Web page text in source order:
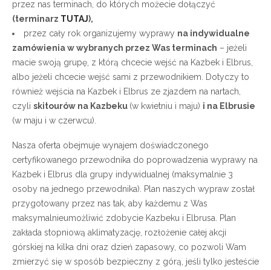
przez nas terminach, do których możecie dołączyć
(terminarz TUTAJ),
przez cały rok organizujemy wyprawy na indywidualne
zamówienia w wybranych przez Was terminach – jeżeli
macie swoją grupę, z którą chcecie wejść na Kazbek i Elbrus,
albo jeżeli chcecie wejść sami z przewodnikiem. Dotyczy to
również wejścia na Kazbek i Elbrus ze zjazdem na nartach,
czyli skitourów na Kazbeku (w kwietniu i maju) i na Elbrusie
(w maju i w czerwcu).
Nasza oferta obejmuje wynajem doświadczonego
certyfikowanego przewodnika do poprowadzenia wyprawy na
Kazbek i Elbrus dla grupy indywidualnej (maksymalnie 3
osoby na jednego przewodnika). Plan naszych wypraw został
przygotowany przez nas tak, aby każdemu z Was
maksymalnieumożliwić zdobycie Kazbeku i Elbrusa. Plan
zakłada stopniową aklimatyzację, rozłożenie całej akcji
górskiej na kilka dni oraz dzień zapasowy, co pozwoli Wam
zmierzyć się w sposób bezpieczny z górą, jeśli tylko jesteście